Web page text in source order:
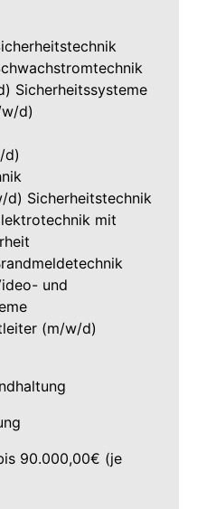
Sicherheitssysteme
d)
d)
d) Sicherheitstechnik
mit
und
(m/w/d)
90.000,00€ (je